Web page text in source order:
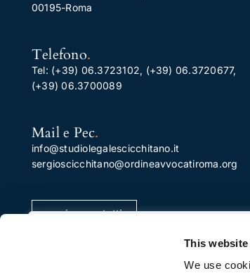
This
We use
Utilizziamo i cookie per migliorare la tua
00195-Roma
Telefono.
Tel: (+39) 06.3723102, (+39) 06.3720677,
(+39) 06.3700089
Mail e Pec.
info@studiolegalescicchitano.it
sergioscicchitano@ordineavvocatiroma.org
pagina contatti